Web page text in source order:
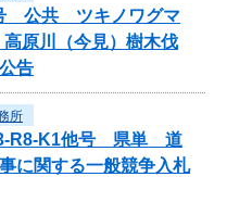
公共 ツキノワグマ
原川（今見）樹木伐
告
所
3-R8-K1他号 県単 道
に関する一般競争入札